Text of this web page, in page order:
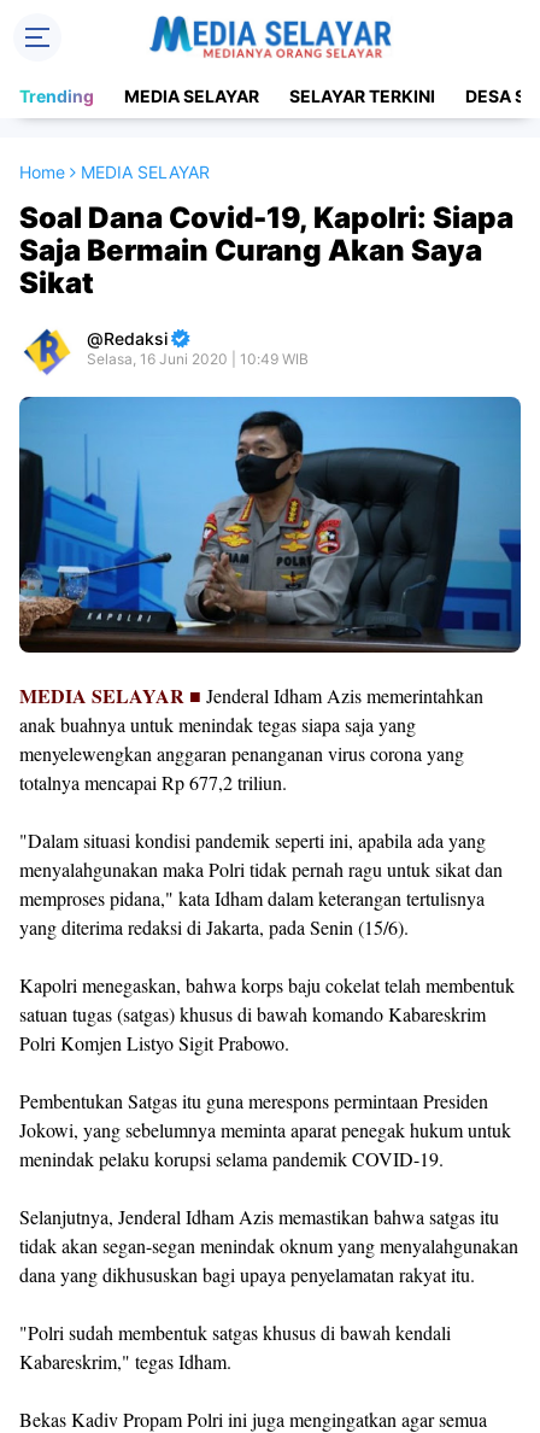
Trending MEDIA SELAYAR SELAYAR TERKINI DESA
Home MEDIA SELAYAR
Soal Dana Covid-19, Kapolri: Siapa
Saja Bermain Curang Akan Saya
Sikat
Redaksi
Selasa, 16 Juni 2020 | 10:49 WIB
MEDIA SELAYAR ■ Jenderal Idham Azis memerintahkan
anak buahnya untuk menindak tegas siapa saja yang
menyelewengkan anggaran penanganan virus corona yang
totalnya mencapai Rp 677,2 triliun.
"Dalam situasi kondisi pandemik seperti ini, apabila ada yang
menyalahgunakan maka Polri tidak pernah ragu untuk sikat dan
memproses pidana," kata Idham dalam keterangan tertulisnya
yang diterima redaksi di Jakarta, pada Senin (15/6).
Kapolri menegaskan, bahwa korps baju cokelat telah membentuk
satuan tugas (satgas) khusus di bawah komando Kabareskrim
Polri Komjen Listyo Sigit Prabowo.
Pembentukan Satgas itu guna merespons permintaan Presiden
Jokowi, yang sebelumnya meminta aparat penegak hukum untuk
menindak pelaku korupsi selama pandemik COVID-19.
Selanjutnya, Jenderal Idham Azis memastikan bahwa satgas itu
tidak akan segan-segan menindak oknum yang menyalahgunakan
dana yang dikhususkan bagi upaya penyelamatan rakyat itu.
"Polri sudah membentuk satgas khusus di bawah kendali
Kabareskrim," tegas Idham.
Bekas Kadiv Propam Polri ini juga mengingatkan agar semua